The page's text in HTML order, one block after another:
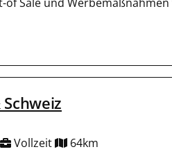
Vollzeit 64km